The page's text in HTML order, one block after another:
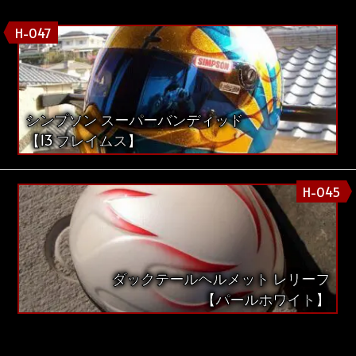
H-047
シンプソン スーパーバンディッド
【13 フレイムス】
H-045
ダックテールヘルメット レリーフ
【パールホワイト】